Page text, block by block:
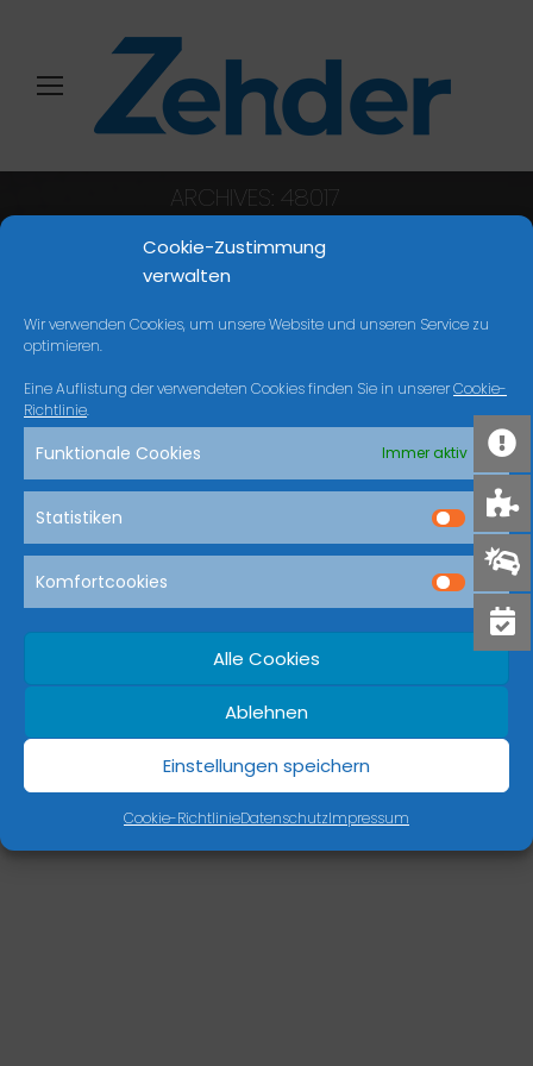
Cookie-Zustimmung
verwalten
Wir verwenden Cookies, um unsere Website und unseren Service zu
optimieren.
Eine Auflistung der verwendeten Cookies finden Sie in unsererCookie-
Richtlinie.
Funktionale Cookies Immer aktiv
Statistiken
Komfortcookies
Alle Cookies
Ablehnen
Einstellungen speichern
Cookie-RichtlinieDatenschutzImpressum
ARCHIVES: 48017
Sie befinden sich hier:
Start
NICHTS GEFUNDEN
Es scheint, dass wir nicht finden können, was
Sie suchen. Vielleicht kann die Suche helfen.
Search:
Dream-Theme — truly premium WordPress themes